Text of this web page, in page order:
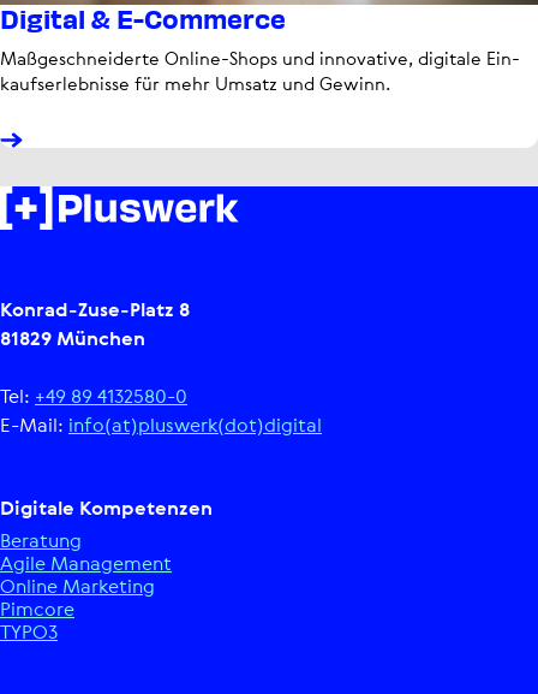
Digital & E-Commerce
Maß­ge­schnei­derte Online-Shops und inno­va­tive, digitale Ein­
kaufs­er­leb­nisse für mehr Umsatz und Gewinn.
Konrad-Zuse-Platz 8
81829 München
Tel: +49 89 4132580-0
E-Mail: info(at)pluswerk(dot)digital
Digitale Kom­pe­ten­zen
Beratung
Agile Manage­ment
Online Marketing
Pimcore
TYPO3